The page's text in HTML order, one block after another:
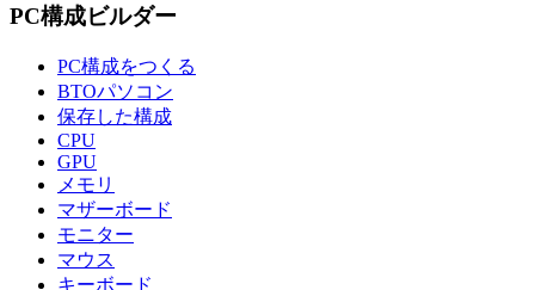
PC構成ビルダー
PC構成をつくる
BTOパソコン
保存した構成
CPU
GPU
メモリ
マザーボード
モニター
マウス
キーボード